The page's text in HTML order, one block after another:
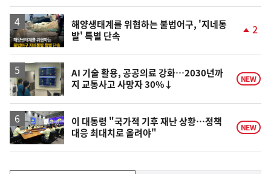
상
해양생태계를 위협하는 불법어구, '지네통
발' 특별 단속
상
승
2
AI 기술 활용, 공공의료 강화…2030년까
지 교통사고 사망자 30%↓
NEW
이 대통령 "국가적 기후 재난 상황…정책
대응 최대치로 올려야"
NEW